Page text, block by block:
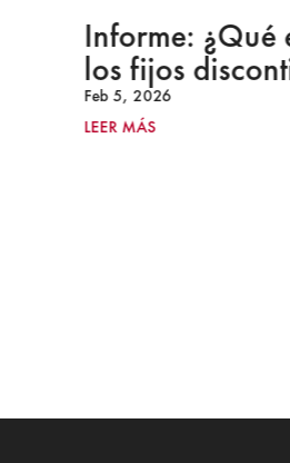
Informe: ¿Qué
los fijos
Feb 5, 2026
LEER MÁS